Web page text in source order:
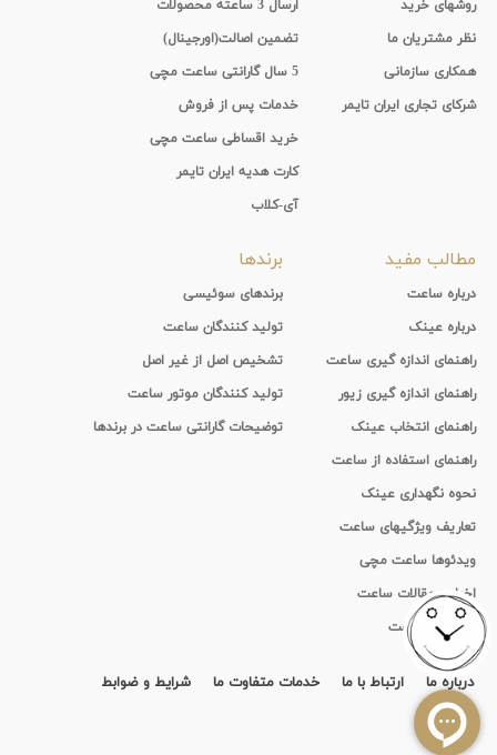
روشهای خرید
نظر مشتریان ما
همکاری سازمانی
شرکای تجاری ایران تایمر
ارسال 3 ساعته محصولات
تضمین اصالت(اورجینال)
5 سال گارانتی ساعت مچی
خدمات پس از فروش
خرید اقساطی ساعت مچی
کارت هدیه ایران تایمر
آی-کلاب
مطالب مفید
درباره ساعت
درباره عینک
راهنمای اندازه گیری ساعت
راهنمای اندازه گیری زیور
راهنمای انتخاب عینک
راهنمای استفاده از ساعت
نحوه نگهداری عینک
تعاریف ویژگیهای ساعت
ویدئوها ساعت مچی
اخبار و مقالات ساعت
تاریخچه ساعت
برندها
برندهای سوئیسی
تولید کنندگان ساعت
تشخیص اصل از غیر اصل
تولید کنندگان موتور ساعت
توضیحات گارانتی ساعت در برندها
درباره ما ارتباط با ما خدمات متفاوت ما
شرایط و ضوابط
قرارداد